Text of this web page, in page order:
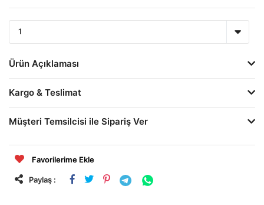
Ürün Açıklaması
Kargo & Teslimat
Müşteri Temsilcisi ile Sipariş Ver
Favorilerime Ekle
Paylaş :